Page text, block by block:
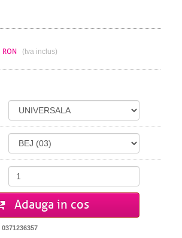
RON (tva inclus)
Adauga in cos
0371236357